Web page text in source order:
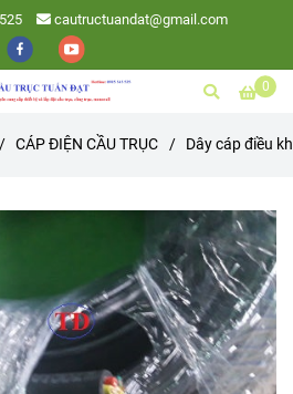
cautructuandat@gmail.com
0
/ CÁP ĐIỆN CẦU TRỤC / Dây cáp điều